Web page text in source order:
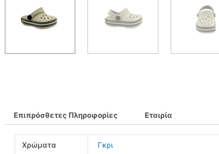
Επιπρόσθετες Πληροφορίες Εταιρία
Χρώματα Γκρι